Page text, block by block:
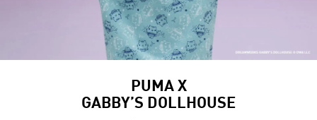
PUMA X
GABBY’S DOLLHOUSE